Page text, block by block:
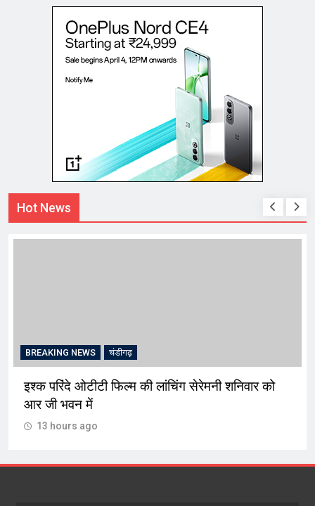
Hot News
BREAKING NEWS चंडीगढ़
इश्क परिंदे ओटीटी फिल्म की लांचिंग सेरेमनी शनिवार को
आर जी भवन में
13 hours ago